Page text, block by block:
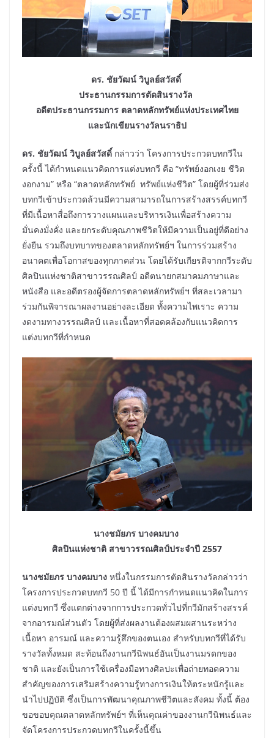
ดร. ชัยวัฒน์ วิบูลย์สวัสดิ์
ประธานกรรมการตัดสินรางวัล
อดีตประธานกรรมการ ตลาดหลักทรัพย์แห่งประเทศไทย
และนักเขียนรางวัลนราธิป
ดร. ชัยวัฒน์ วิบูลย์สวัสดิ์ กล่าวว่า โครงการประกวดบทกวีใน
ครั้งนี้ ได้กำหนดแนวคิดการแต่งบทกวี คือ “ทรัพย์งอกเงย ชีวิต
งอกงาม” หรือ “ตลาดหลักทรัพย์ ทรัพย์แห่งชีวิต” โดยผู้ที่ร่วมส่ง
บทกวีเข้าประกวดล้วนมีความสามารถในการสร้างสรรค์บทกวี
ที่มีเนื้อหาสื่อถึงการวางแผนและบริหารเงินเพื่อสร้างความ
มั่นคงมั่งคั่ง และยกระดับคุณภาพชีวิตให้มีความเป็นอยู่ที่ดีอย่าง
ยั่งยืน รวมถึงบทบาทของตลาดหลักทรัพย์ฯ ในการร่วมสร้าง
อนาคตเพื่อโอกาสของทุกภาคส่วน โดยได้รับเกียรติจากกวีระดับ
ศิลปินแห่งชาติสาขาวรรณศิลป์ อดีตนายกสมาคมภาษาและ
หนังสือ และอดีตรองผู้จัดการตลาดหลักทรัพย์ฯ ที่สละเวลามา
ร่วมกันพิจารณาผลงานอย่างละเอียด ทั้งความไพเราะ ความ
งดงามทางวรรณศิลป์ เเละเนื้อหาที่สอดคล้องกับแนวคิดการ
แต่งบทกวีที่กำหนด
นางชมัยภร บางคมบาง
ศิลปินแห่งชาติ สาขาวรรณศิลป์ประจำปี 2557
นางชมัยภร บางคมบาง หนึ่งในกรรมการตัดสินรางวัลกล่าวว่า
โครงการประกวดบทกวี 50 ปี นี้ ได้มีการกำหนดแนวคิดในการ
แต่งบทกวี ซึ่งแตกต่างจากการประกวดทั่วไปที่กวีมักสร้างสรรค์
จากอารมณ์ส่วนตัว โดยผู้ที่ส่งผลงานต้องผสมผสานระหว่าง
เนื้อหา อารมณ์ และความรู้สึกของตนเอง สำหรับบทกวีที่ได้รับ
รางวัลทั้งหมด สะท้อนถึงงานกวีนิพนธ์อันเป็นงานมรดกของ
ชาติ และยังเป็นการใช้เครื่องมือทางศิลปะเพื่อถ่ายทอดความ
สำคัญของการเสริมสร้างความรู้ทางการเงินให้ตระหนักรู้และ
นำไปปฏิบัติ ซึ่งเป็นการพัฒนาคุณภาพชีวิตและสังคม ทั้งนี้ ต้อง
ขอขอบคุณตลาดหลักทรัพย์ฯ ที่เห็นคุณค่าของงานกวีนิพนธ์และ
จัดโครงการประกวดบทกวีในครั้งนี้ขึ้น